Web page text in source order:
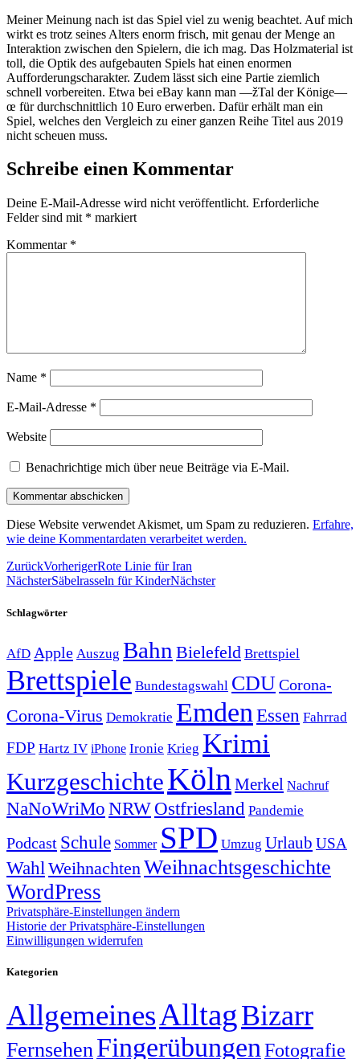
Meiner Meinung nach ist das Spiel viel zu wenig beachtet. Auf mich
wirkt es trotz seines Alters enorm frisch, mit genau der Menge an
Interaktion zwischen den Spielern, die ich mag. Das Holzmaterial ist
toll, die Optik des aufgebauten Spiels hat einen enormen
Aufforderungscharakter. Zudem lässt sich eine Partie ziemlich
schnell vorbereiten. Etwa bei eBay kann man —žTal der Könige—
œ für durchschnittlich 10 Euro erwerben. Dafür erhält man ein
Spiel, welches den Vergleich zu einer ganzen Reihe Titel aus 2019
nicht scheuen muss.
Schreibe einen Kommentar
Deine E-Mail-Adresse wird nicht veröffentlicht. Erforderliche
Felder sind mit * markiert
Kommentar *
Name *
E-Mail-Adresse *
Website
Benachrichtige mich über neue Beiträge via E-Mail.
Diese Website verwendet Akismet, um Spam zu reduzieren. Erfahre,
wie deine Kommentardaten verarbeitet werden.
ZurückVorherigerRote Linie für Iran
NächsterSäbelrasseln für KinderNächster
Schlagwörter
AfD Apple Auszug Bahn Bielefeld Brettspiel
Brettspiele Bundestagswahl CDUCorona-
Corona-Virus Demokratie Emden Essen Fahrrad
FDP Hartz IV iPhone Ironie Krieg Krimi
KurzgeschichteKöln Merkel Nachruf
NaNoWriMo NRWOstfriesland Pandemie
Podcast Schule Sommer SPD Umzug Urlaub USA
Wahl Weihnachten Weihnachtsgeschichte
WordPress
Privatsphäre-Einstellungen ändern
Historie der Privatsphäre-Einstellungen
Einwilligungen widerrufen
Kategorien
AllgemeinesAlltagBizarr
FernsehenFingerübungen Fotografie